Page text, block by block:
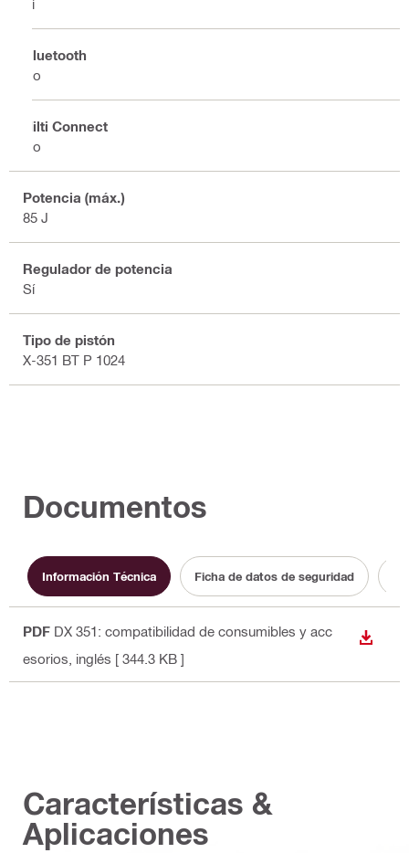
Sí
Bluetooth
No
Hilti Connect
No
Potencia (máx.)
85 J
Regulador de potencia
Sí
Tipo de pistón
X-351 BT P 1024
Documentos
Información Técnica Ficha de datos de seguridad
PDF DX 351: compatibilidad de consumibles y acc
esorios , inglés [ 344.3 KB ]
Características &
Aplicaciones